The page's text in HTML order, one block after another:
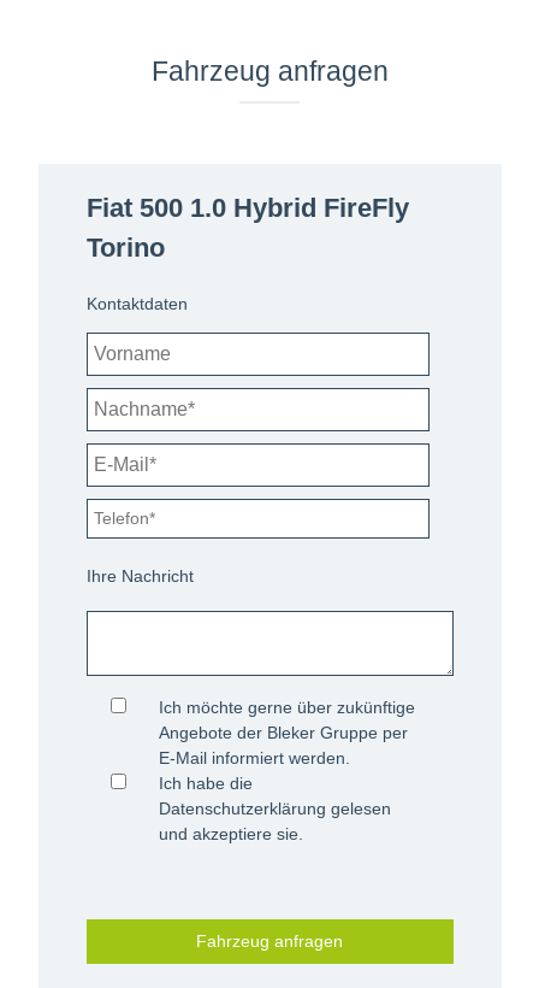
Fahrzeug anfragen
Fiat 500 1.0 Hybrid FireFly
Torino
Kontaktdaten
Ihre Nachricht
Ich möchte gerne über zukünftige
Angebote der Bleker Gruppe per
E-Mail informiert werden.
Ich habe die
Datenschutzerklärung gelesen
und akzeptiere sie.
Fahrzeug anfragen